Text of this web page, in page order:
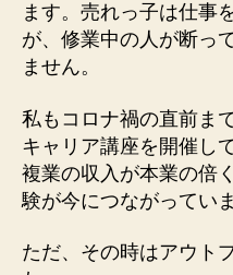
ます。売れっ子は仕事
が、修業中の人が断っ
ません。
私もコロナ禍の直前ま
キャリア講座を開催し
複業の収入が本業の倍
験が今につながっていま
ただ、その時はアウト